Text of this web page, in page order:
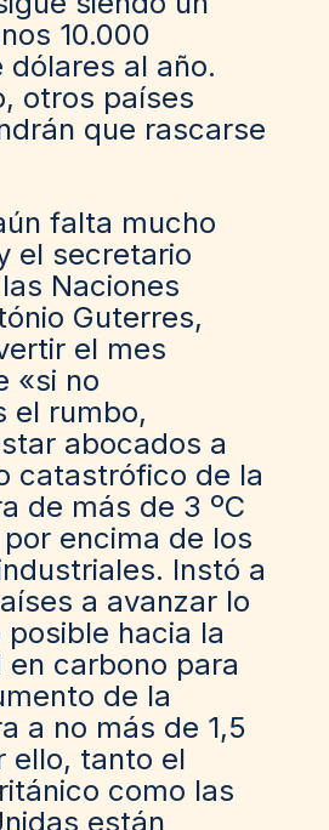
10.000
dólares al año.
otros países
que rascarse
falta mucho
el secretario
Naciones
Guterres,
el mes
«si no
el rumbo,
abocados a
catastrófico de la
de más de 3 ºC
encima de los
Instó a
a avanzar lo
hacia la
en carbono para
de la
a no más de 1,5
ello, tanto el
como las
están